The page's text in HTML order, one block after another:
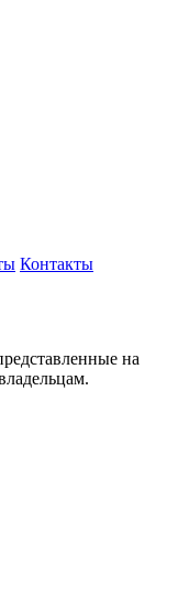
Контакты
на